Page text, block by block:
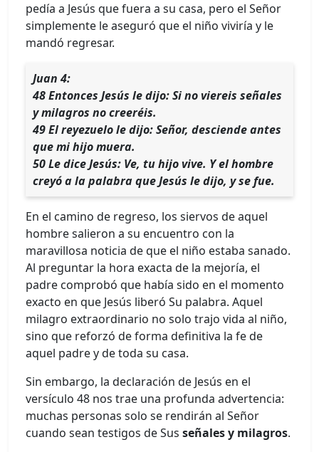
pedía a Jesús que fuera a su casa, pero el Señor
simplemente le aseguró que el niño viviría y le
mandó regresar.
Juan 4:
48 Entonces Jesús le dijo: Si no viereis señales
y milagros no creeréis.
49 El reyezuelo le dijo: Señor, desciende antes
que mi hijo muera.
50 Le dice Jesús: Ve, tu hijo vive. Y el hombre
creyó a la palabra que Jesús le dijo, y se fue.
En el camino de regreso, los siervos de aquel
hombre salieron a su encuentro con la
maravillosa noticia de que el niño estaba sanado.
Al preguntar la hora exacta de la mejoría, el
padre comprobó que había sido en el momento
exacto en que Jesús liberó Su palabra. Aquel
milagro extraordinario no solo trajo vida al niño,
sino que reforzó de forma definitiva la fe de
aquel padre y de toda su casa.
Sin embargo, la declaración de Jesús en el
versículo 48 nos trae una profunda advertencia:
muchas personas solo se rendirán al Señor
cuando sean testigos de Sus señales y milagros.